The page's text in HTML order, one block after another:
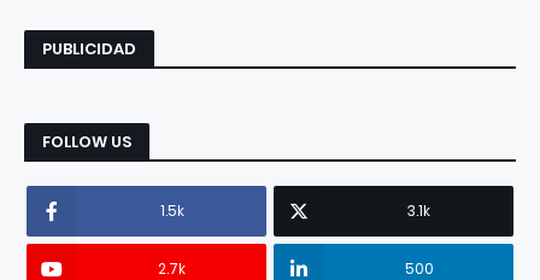
PUBLICIDAD
FOLLOW US
1.5k 3.1k
2.7k 500